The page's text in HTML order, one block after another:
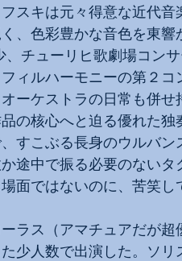
スキは元々得意な近代音
、色彩豊かな音色を東
チューリヒ歌劇場コン
ィルハーモニーの第２コ
ーケストラの日常も併
の核心へと迫る優れた
すこぶる長身のウルバン
途中で振る必要のないタ
面ではないのに、苦笑し
ラス（アマチュアだが超
少人数で出演した。ソリ